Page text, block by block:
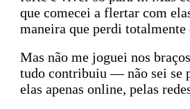
que comecei a flertar com
maneira que perdi
Mas não me joguei nos
tudo contribuiu — não sei se
elas apenas online, pelas